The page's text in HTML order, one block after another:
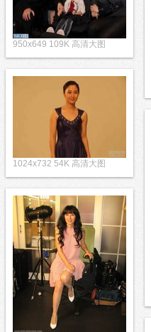
950x649 109K 高清大图
1024x732 54K 高清大图